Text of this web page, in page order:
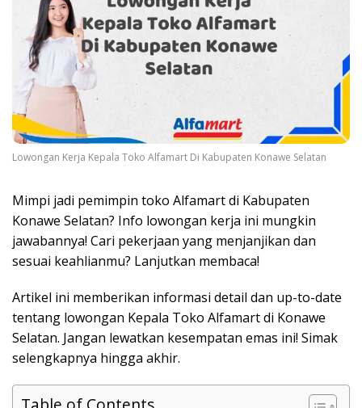
Lowongan Kerja Kepala Toko Alfamart Di Kabupaten Konawe Selatan
Mimpi jadi pemimpin toko Alfamart di Kabupaten
Konawe Selatan? Info lowongan kerja ini mungkin
jawabannya! Cari pekerjaan yang menjanjikan dan
sesuai keahlianmu? Lanjutkan membaca!
Artikel ini memberikan informasi detail dan up-to-date
tentang lowongan Kepala Toko Alfamart di Konawe
Selatan. Jangan lewatkan kesempatan emas ini! Simak
selengkapnya hingga akhir.